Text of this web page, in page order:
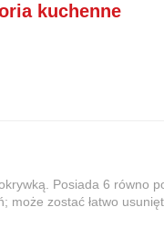
kuchenne
Posiada 6 równo
zostać łatwo